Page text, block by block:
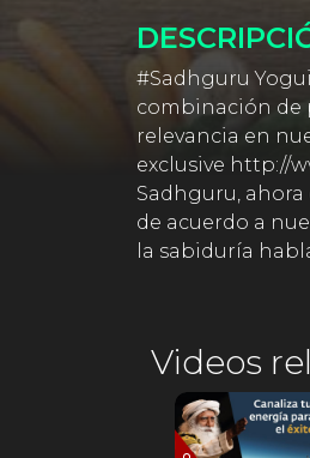
#Sadhguru
combinación de
relevancia en
exclusive http://
Sadhguru,
de acuerdo a
la sabiduría
Videos